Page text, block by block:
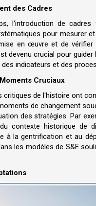
des Cadres
l'introduction de
pour mesurer
en œuvre et de vérifier
devenu crucial pour
indicateurs et des
Cruciaux
critiques de l'histoire ont
de changement
des stratégies. Par
contexte historique de
à la gentrification et au
les modèles de S&E